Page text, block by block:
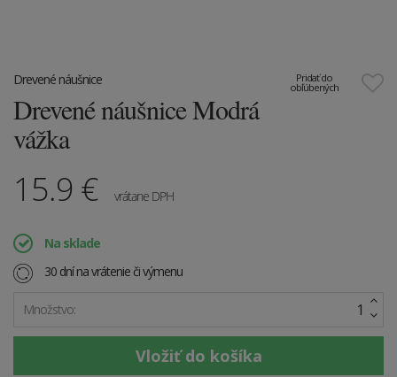
Pridať do
obľúbených
Drevené náušnice
Drevené náušnice Modrá
vážka
15.9 € vrátane DPH
Na sklade
30 dní na vrátenie či výmenu
Množstvo: